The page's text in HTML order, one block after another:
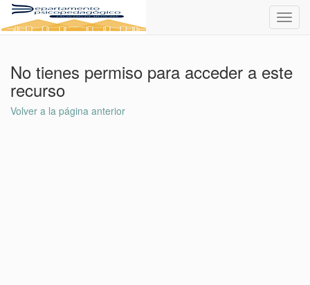
No tienes permiso para acceder a este
recurso
Volver a la página anterior